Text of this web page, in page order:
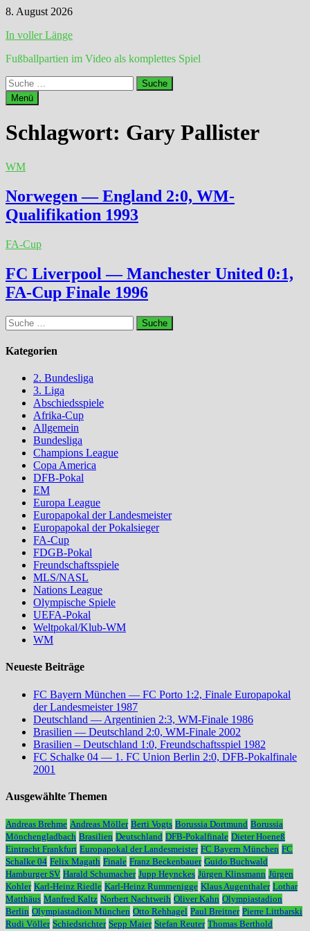
Zum
springen
8. August 2026
In voller Länge
Fußballpartien im Video als komplettes Spiel
Suche
nach:
Menü
Schlagwort: Gary Pallister
WM
Norwegen — England 2:0, WM-
Qualifikation 1993
FA-Cup
FC Liverpool — Manchester United 0:1,
FA-Cup Finale 1996
Suche
nach:
Kategorien
2. Bundesliga
3. Liga
Abschiedsspiele
Afrika-Cup
Allgemein
Bundesliga
Champions League
Copa America
DFB-Pokal
EM
Europa League
Europapokal der Landesmeister
Europapokal der Pokalsieger
FA-Cup
FDGB-Pokal
Freundschaftsspiele
MLS/NASL
Nations League
Olympische Spiele
UEFA-Pokal
Weltpokal/Klub-WM
WM
Neueste Beiträge
FC Bayern München — FC Porto 1:2, Finale Europapokal
der Landesmeister 1987
Deutschland — Argentinien 2:3, WM-Finale 1986
Brasilien — Deutschland 2:0, WM-Finale 2002
Brasilien – Deutschland 1:0, Freundschaftsspiel 1982
FC Schalke 04 — 1. FC Union Berlin 2:0, DFB-Pokalfinale
2001
Ausgewählte Themen
Andreas Brehme Andreas Möller Berti Vogts Borussia Dortmund Borussia
Mönchengladbach Brasilien Deutschland DFB-Pokalfinale Dieter Hoeneß
Eintracht Frankfurt Europapokal der Landesmeister FC Bayern München FC
Schalke 04 Felix Magath Finale Franz Beckenbauer Guido Buchwald
Hamburger SV Harald Schumacher Jupp Heynckes Jürgen Klinsmann Jürgen
Kohler Karl-Heinz Riedle Karl-Heinz Rummenigge Klaus Augenthaler Lothar
Matthäus Manfred Kaltz Norbert Nachtweih Oliver Kahn Olympiastadion
Berlin Olympiastadion München Otto Rehhagel Paul Breitner Pierre Littbarski
Rudi Völler Schiedsrichter Sepp Maier Stefan Reuter Thomas Berthold